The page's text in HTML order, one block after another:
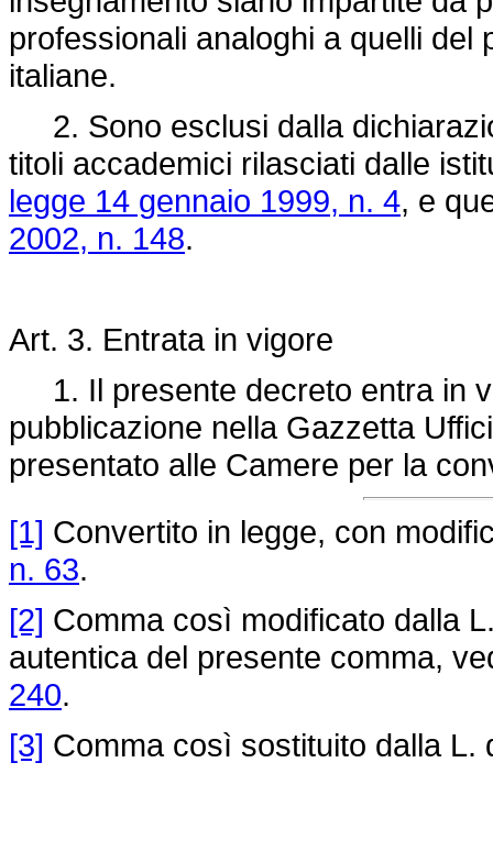
professionali analoghi a quelli
italiane.
2. Sono esclusi dalla
titoli accademici rilasciati dalle
legge 14 gennaio 1999, n. 4, e
2002, n. 148.
Art. 3. Entrata in vigore
1. Il presente decreto entra in
pubblicazione nella Gazzetta
presentato alle Camere per la
[1] Convertito in legge, con
n. 63.
[2] Comma così modificato dalla
autentica del presente comma,
240.
[3] Comma così sostituito dalla L.